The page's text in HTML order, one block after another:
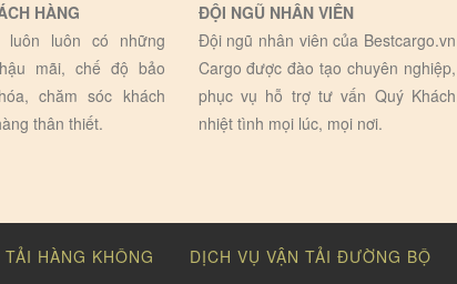
HÀNG
luôn luôn có những
mãi, chế độ bảo
chăm sóc khách
thân thiết.
ĐỘI NGŨ NHÂN VIÊN
Đội ngũ nhân viên của Bestcargo.vn
Cargo được đào tạo chuyên nghiệp,
phục vụ hỗ trợ tư vấn Quý Khách
nhiệt tình mọi lúc, mọi nơi.
HÀNG KHÔNG DỊCH VỤ VẬN TẢI ĐƯỜNG BỘ